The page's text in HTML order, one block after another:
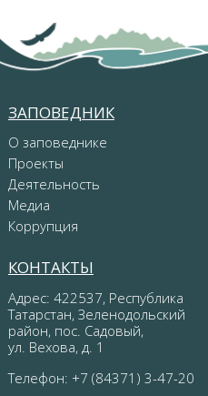
ЗАПОВЕДНИК
О заповеднике
Проекты
Деятельность
Медиа
Коррупция
КОНТАКТЫ
Адрес: 422537, Республика
Татарстан, Зеленодольский
район, пос. Садовый,
ул. Вехова, д. 1
Телефон: +7 (84371) 3-47-20